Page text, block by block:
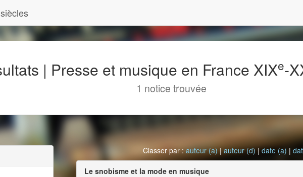
siècles
| Presse et musique en France XIXe-
1 notice trouvée
Classer par :auteur (a)|auteur (d)|date (a) |
Le snobisme et la mode en musique